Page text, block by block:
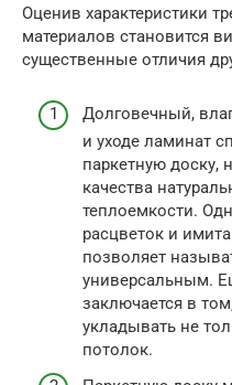
Оценив характеристики
материалов становится
существенные отличия
Долговечный,
и уходе ламинат
паркетную доску,
качества
теплоемкости.
расцветок и
позволяет
универсальным.
заключается в
укладывать не
потолок.